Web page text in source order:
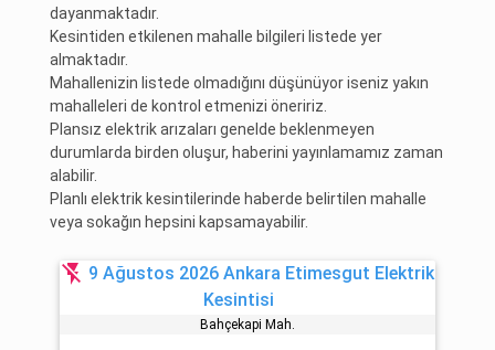
dayanmaktadır.
Kesintiden etkilenen mahalle bilgileri listede yer
almaktadır.
Mahallenizin listede olmadığını düşünüyor iseniz yakın
mahalleleri de kontrol etmenizi öneririz.
Plansız elektrik arızaları genelde beklenmeyen
durumlarda birden oluşur, haberini yayınlamamız zaman
alabilir.
Planlı elektrik kesintilerinde haberde belirtilen mahalle
veya sokağın hepsini kapsamayabilir.
flash_off 9 Ağustos 2026 Ankara Etimesgut Elektrik
Kesintisi
Bahçekapi Mah.